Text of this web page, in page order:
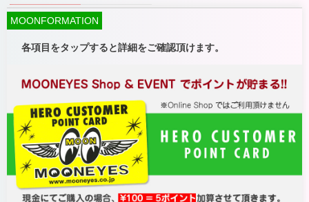
MOONFORMATION
各項目をタップすると詳細をご確認頂けます。